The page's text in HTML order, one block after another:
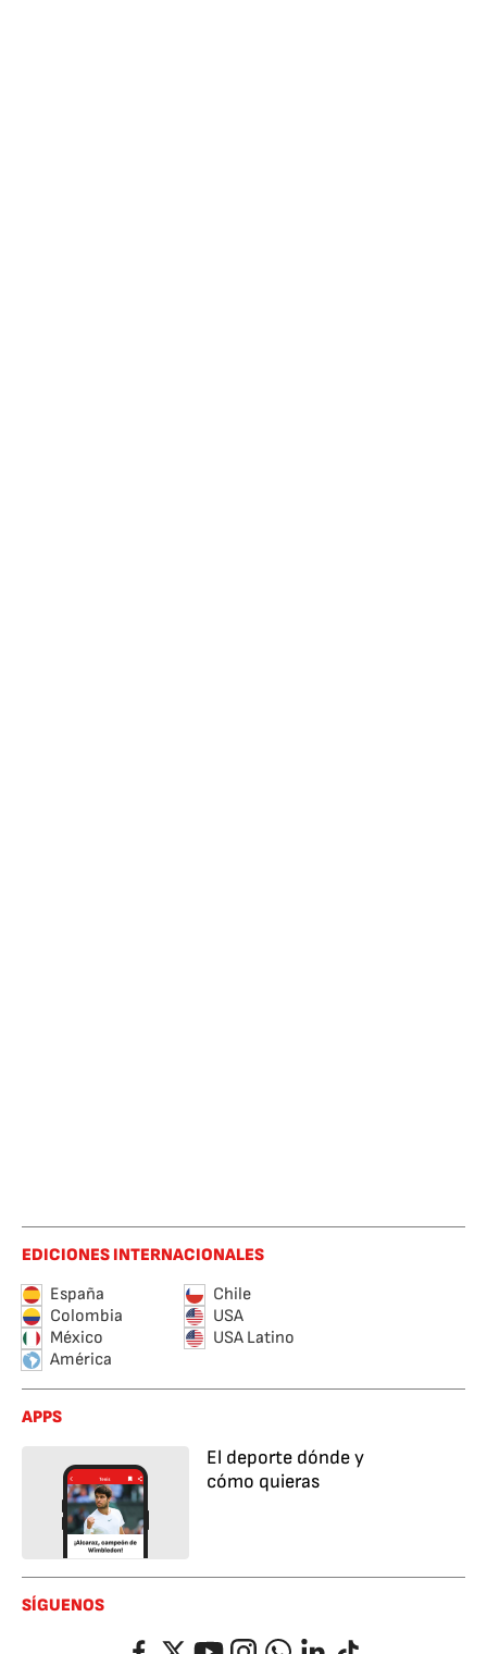
EDICIONES INTERNACIONALES
España
Chile
Colombia
USA
México
USA Latino
América
APPS
El deporte dónde y
cómo quieras
SÍGUENOS
FacebookTwitterYouTubeInstagramWhatsappLinkedIn
TikTok